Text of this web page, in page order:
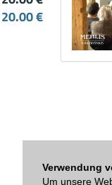
Verwendung
Um unsere
€